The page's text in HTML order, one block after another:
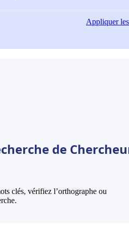
Appliquer
de
clés, vérifiez l’orthographe ou